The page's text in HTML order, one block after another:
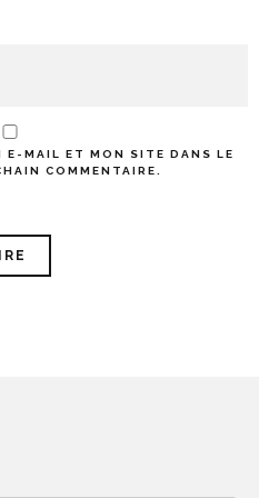
E-MAIL ET MON SITE DANS LE
COMMENTAIRE.